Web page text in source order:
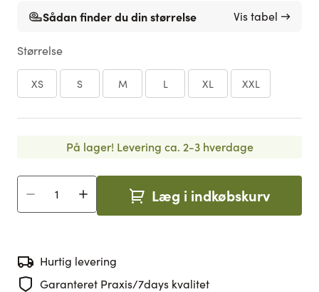
Sådan finder du din størrelse Vis tabel →
Størrelse
XS S M L XL XXL
På lager! Levering ca. 2-3 hverdage
Antal Læg i indkøbskurv
Hurtig levering
Garanteret Praxis/7days kvalitet